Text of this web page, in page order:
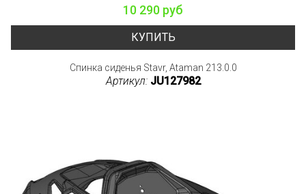
10 290 руб
КУПИТЬ
Спинка сиденья Stavr, Ataman 213.0.0
Артикул: JU127982